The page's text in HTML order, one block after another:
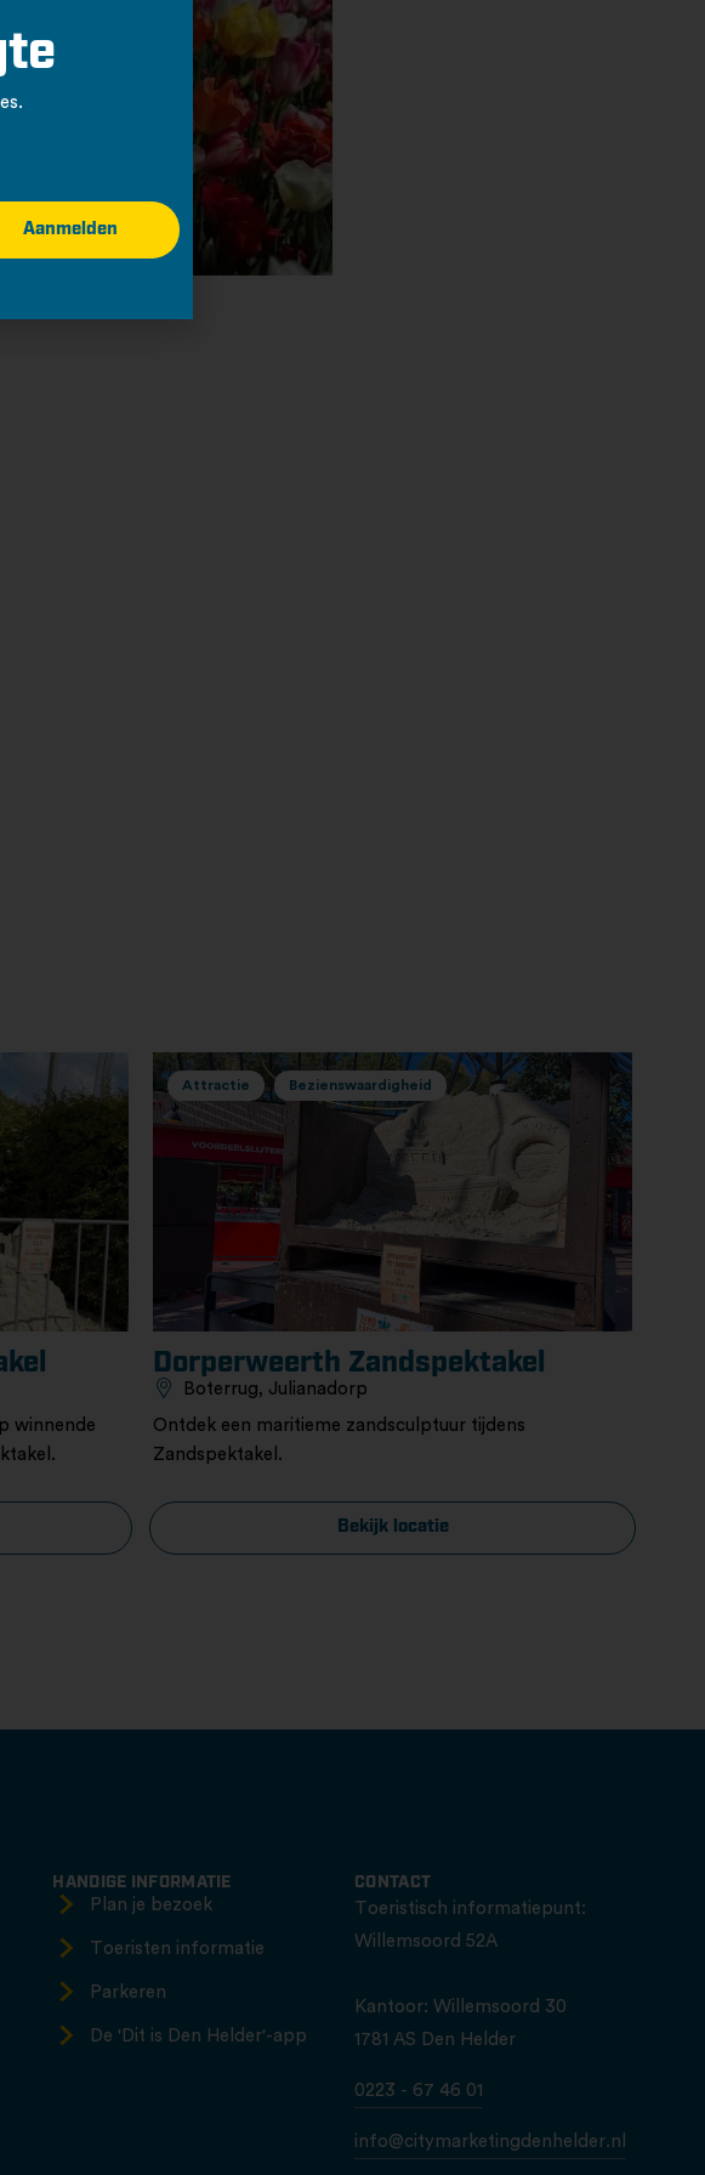
winnende
Attractie Bezienswaardigheid
Dorperweerth Zandspektakel
Boterrug, Julianadorp
Ontdek een maritieme zandsculptuur tijdens
Zandspektakel.
Bekijk locatie
HANDIGE INFORMATIE
Plan je bezoek
Toeristen informatie
Parkeren
De 'Dit is Den Helder'-app
CONTACT
Toeristisch informatiepunt:
Willemsoord 52A
Kantoor: Willemsoord 30
1781 AS Den Helder
0223 - 67 46 01
info@citymarketingdenhelder.nl
Aanmelden